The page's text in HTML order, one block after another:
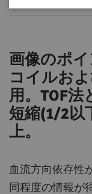
画像のポイ
コイルお
用。TOF法
短縮(1/2以
上。
血流方向依存性
同程度の情報が